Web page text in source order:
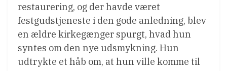
restaurering, og der havde været
festgudstjeneste i den gode anledning, blev
en ældre kirkegænger spurgt, hvad hun
syntes om den nye udsmykning. Hun
udtrykte et håb om, at hun ville komme til